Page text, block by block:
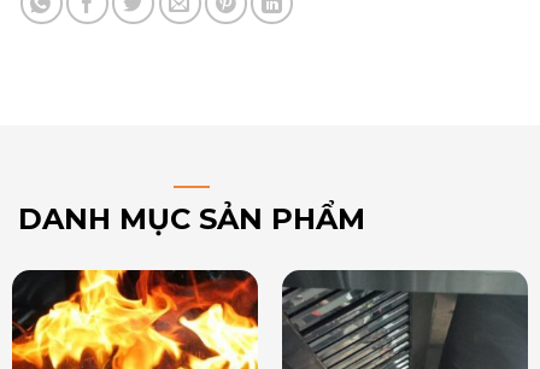
DANH MỤC SẢN PHẨM